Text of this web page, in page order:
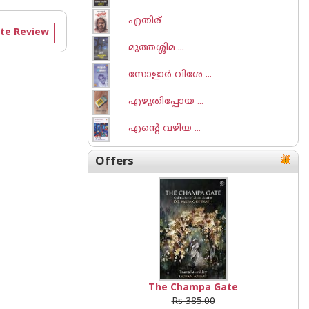
Review
എതിര്
മുത്തശ്ശിമ ...
സോളാർ വിശേ ...
എഴുതിപ്പോയ ...
എന്റെ വഴിയ ...
Offers
The Champa Gate
Rs 385.00